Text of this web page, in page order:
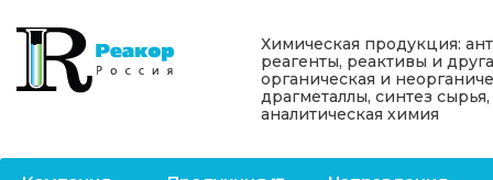
Назад
Компания
Назад
Продукция
OceanСhem
Антипирены
антипирены
Назад
Направления
Назад
Информация
Химическая продукция:
реагенты, реактивы и
органическая и
драгметаллы, синтез сырья,
аналитическая химия